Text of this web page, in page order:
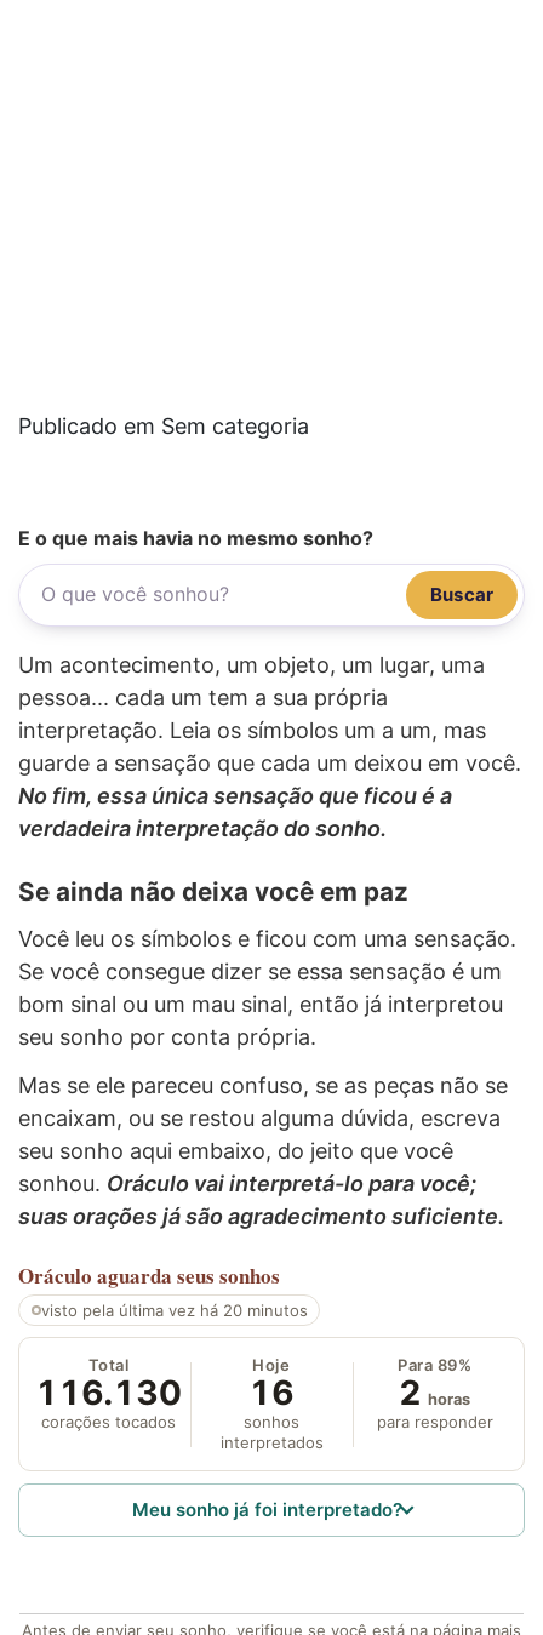
Publicado em Sem categoria
E o que mais havia no mesmo sonho?
Buscar
Um acontecimento, um objeto, um lugar, uma
pessoa... cada um tem a sua própria
interpretação. Leia os símbolos um a um, mas
guarde a sensação que cada um deixou em você.
No fim, essa única sensação que ficou é a
verdadeira interpretação do sonho.
Se ainda não deixa você em paz
Você leu os símbolos e ficou com uma sensação.
Se você consegue dizer se essa sensação é um
bom sinal ou um mau sinal, então já interpretou
seu sonho por conta própria.
Mas se ele pareceu confuso, se as peças não se
encaixam, ou se restou alguma dúvida, escreva
seu sonho aqui embaixo, do jeito que você
sonhou. Oráculo vai interpretá-lo para você;
suas orações já são agradecimento suficiente.
Oráculo aguarda seus sonhos
visto pela última vez há 20 minutos
Total
116.130
corações tocados
Hoje
16
sonhos
interpretados
Para 89%
2 horas
para responder
Meu sonho já foi interpretado?
Antes de enviar seu sonho, verifique se você está na página mais